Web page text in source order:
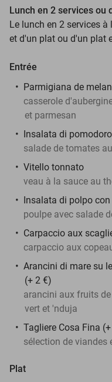
Lunch en 2 services ou
Le lunch en 2 services
et d'un plat ou d'un plat
Entrée
Parmigiana de
casserole
et parmesan
Insalata di
salade de tomates
Vitello tonnato
veau à la sauce au
Insalata di polpo
poulpe avec salade
Carpaccio aux
carpaccio aux
Arancini di mare su
(+ 2 €)
arancini aux fruits
vert et 'nduja
Tagliere Cosa Fina
sélection de
Plat